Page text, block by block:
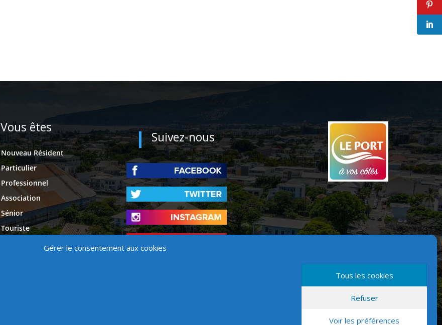
Gérer le consentement aux cookies
Tous les cookies
Refuser
Voir les préférences
Vous êtes
Nouveau Résident
Particulier
Professionnel
Association
Sénior
Touriste
Suivez-nous
Version mobile